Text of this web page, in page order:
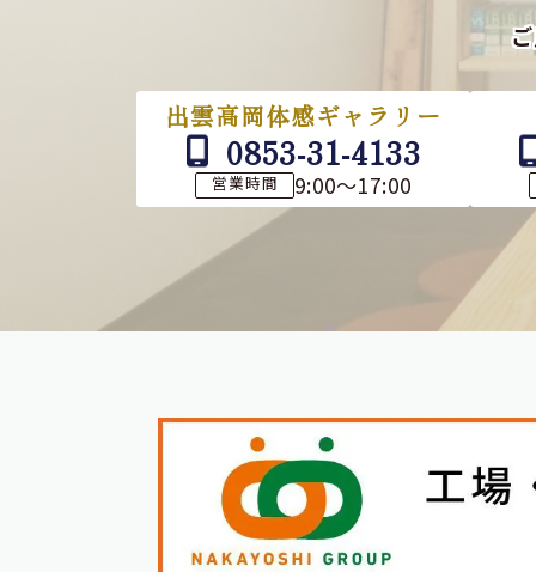
出雲高岡体感ギャラリー
0853-31-4133
営業時間 9:00～17:00